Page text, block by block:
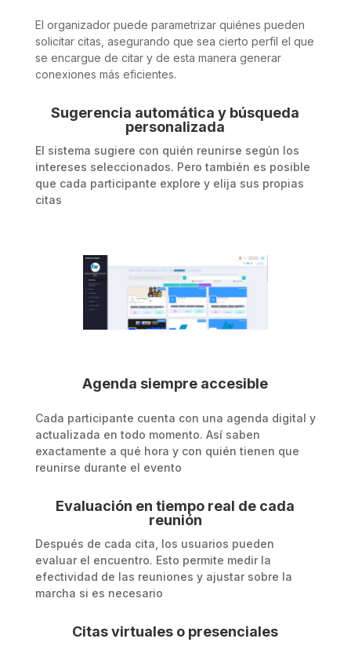
El organizador puede parametrizar quiénes pueden
solicitar citas, asegurando que sea cierto perfil el que
se encargue de citar y de esta manera generar
conexiones más eficientes.
Sugerencia automática y búsqueda
personalizada
El sistema sugiere con quién reunirse según los
intereses seleccionados. Pero también es posible
que cada participante explore y elija sus propias
citas
Agenda siempre accesible
Cada participante cuenta con una agenda digital y
actualizada en todo momento. Así saben
exactamente a qué hora y con quién tienen que
reunirse durante el evento
Evaluación en tiempo real de cada
reunión
Después de cada cita, los usuarios pueden
evaluar el encuentro. Esto permite medir la
efectividad de las reuniones y ajustar sobre la
marcha si es necesario
Citas virtuales o presenciales